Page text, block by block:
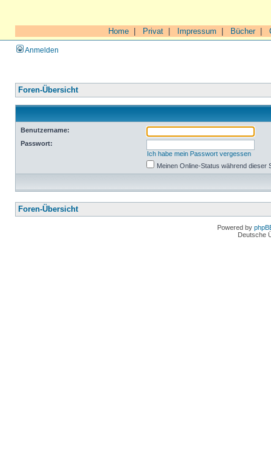
Home Privat Impressum Bücher|
Anmelden
Foren-Übersicht
Benutzername:
Passwort:
Ich habe mein Passwort vergessen
Meinen Online-Status während dieser
Foren-Übersicht
Powered by
Deutsche